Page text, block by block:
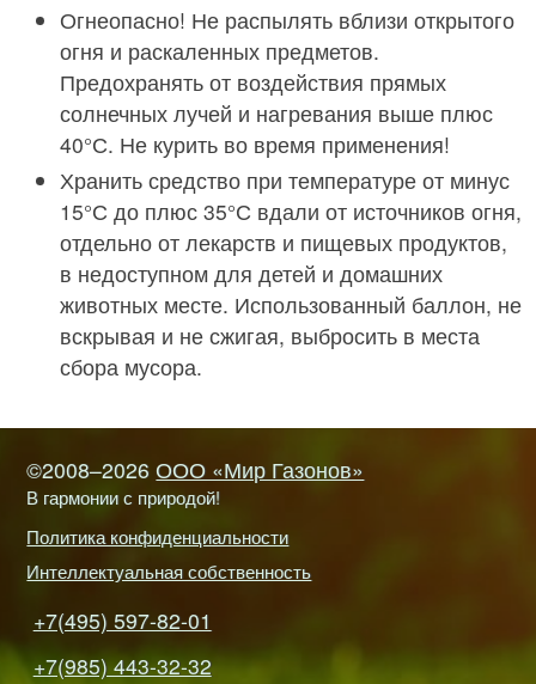
Огнеопасно! Не распылять вблизи открытого
огня и раскаленных предметов.
Предохранять от воздействия прямых
солнечных лучей и нагревания выше плюс
40°С. Не курить во время применения!
Хранить средство при температуре от минус
15°С до плюс 35°С вдали от источников огня,
отдельно от лекарств и пищевых продуктов,
в недоступном для детей и домашних
животных месте. Использованный баллон, не
вскрывая и не сжигая, выбросить в места
сбора мусора.
©2008–2026 ООО «Мир Газонов»
В гармонии с природой!
Политика конфиденциальности
Интеллектуальная собственность
+7(495) 597-82-01
+7(985) 443-32-32